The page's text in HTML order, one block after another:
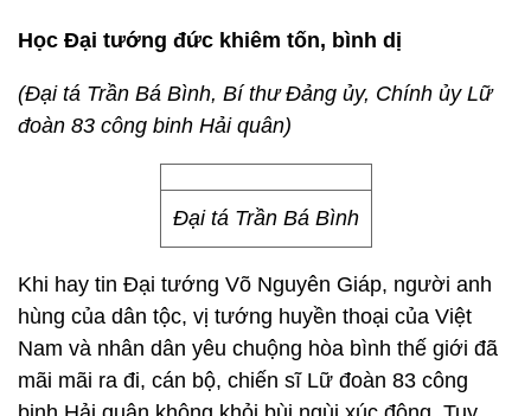
Học Đại tướng đức khiêm tốn, bình dị
(Đại tá Trần Bá Bình, Bí thư Đảng ủy, Chính ủy Lữ
đoàn 83 công binh Hải quân)
Đại tá Trần Bá Bình
Khi hay tin Đại tướng Võ Nguyên Giáp, người anh
hùng của dân tộc, vị tướng huyền thoại của Việt
Nam và nhân dân yêu chuộng hòa bình thế giới đã
mãi mãi ra đi, cán bộ, chiến sĩ Lữ đoàn 83 công